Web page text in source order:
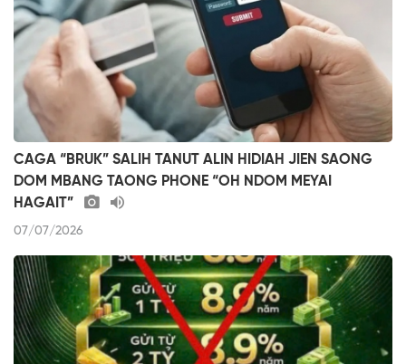
CAGA “BRUK” SALIH TANUT ALIN HIDIAH JIEN SAONG
DOM MBANG TAONG PHONE “OH NDOM MEYAI
HAGAIT”
07/07/2026